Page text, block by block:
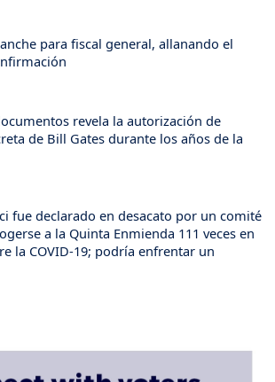
para fiscal general, allanando el
revela la autorización de
de Bill Gates durante los años de la
fue declarado en desacato por un comité
a la Quinta Enmienda 111 veces en
la COVID-19; podría enfrentar un